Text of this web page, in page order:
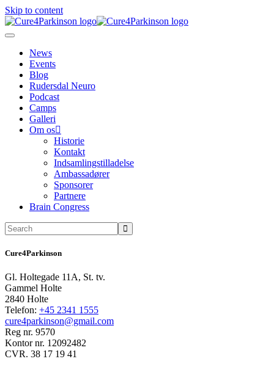
Skip to content
News
Events
Blog
Rudersdal Neuro
Podcast
Camps
Galleri
Om os
Historie
Kontakt
Indsamlingstilladelse
Ambassadører
Sponsorer
Partnere
Brain Congress
Cure4Parkinson
Gl. Holtegade 11A, St. tv.
Gammel Holte
2840 Holte
Telefon: +45 2341 1555
cure4parkinson@gmail.com
Reg nr. 9570
Kontor nr. 12092482
CVR. 38 17 19 41